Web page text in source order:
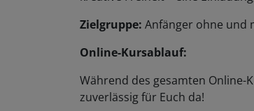
Zielgruppe: Anfänger ohne und
Online-Kursablauf:
Während des gesamten Online-
zuverlässig für Euch da!